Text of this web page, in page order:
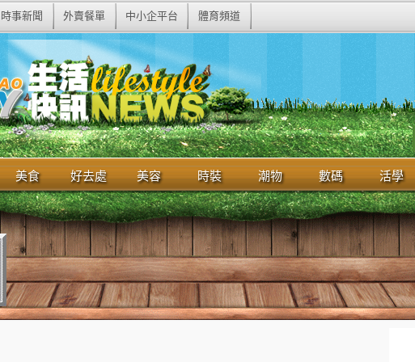
時事新聞 外賣餐單 中小企平台 體育頻道
美食 好去處 美容 時裝 潮物 數碼 活學